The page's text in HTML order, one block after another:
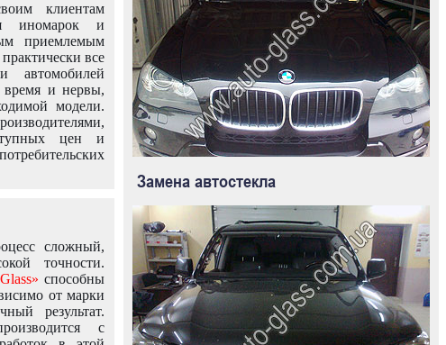
клиентам
иномарок и
приемлемым
все
автомобилей
время и нервы,
модели.
цен и
сложный,
точности.
способны
от марки
результат.
с
Замена автостекла